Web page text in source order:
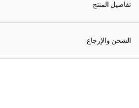
تفاصيل المنتج
الشحن والإرجاع